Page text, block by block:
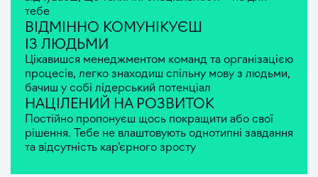
тебе
ВІДМІННО КОМУНІКУЄШ
ІЗ ЛЮДЬМИ
Цікавишся менеджментом команд та організацією
процесів, легко знаходиш спільну мову з людьми,
бачиш у собі лідерський потенціал
НАЦІЛЕНИЙ НА РОЗВИТОК
Постійно пропонуєш щось покращити або свої
рішення. Тебе не влаштовують однотипні завдання
та відсутність кар'єрного зросту